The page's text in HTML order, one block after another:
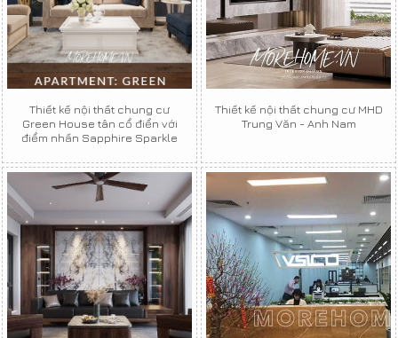
Thiết kế nội thất chung cư
Green House tân cổ điển với
điểm nhấn Sapphire Sparkle
Thiết kế nội thất chung cư MHD
Trung Văn - Anh Nam